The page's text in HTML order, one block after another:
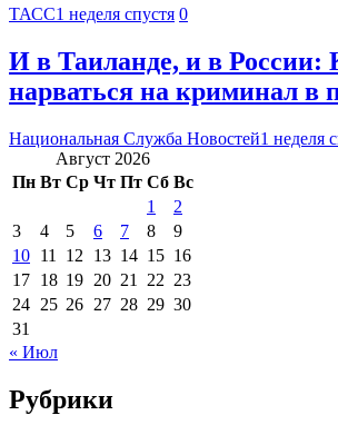
ТАСС1 неделя спустя 0
И в Таиланде, и в России:
нарваться на криминал в
Национальная Служба Новостей1 неделя
Август 2026
Пн Вт Ср Чт Пт Сб Вс
1
2
3
4 5 6 7 8
9
10 11 12 13 14 15 16
17 18 19 20 21 22 23
24 25 26 27 28 29 30
31
« Июл
Рубрики